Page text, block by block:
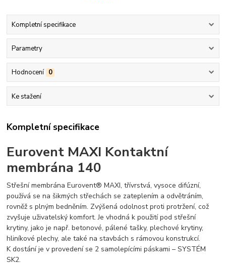
Kompletní specifikace
Parametry
Hodnocení 0
Ke stažení
Kompletní specifikace
Eurovent MAXI Kontaktní
membrána 140
Střešní membrána Eurovent® MAXI, třívrstvá, vysoce difúzní,
používá se na šikmých střechách se zateplením a odvětráním,
rovněž s plným bedněním. Zvýšená odolnost proti protržení, což
zvyšuje uživatelský komfort. Je vhodná k použití pod střešní
krytiny, jako je např. betonové, pálené tašky, plechové krytiny,
hliníkové plechy, ale také na stavbách s rámovou konstrukcí.
K dostání je v provedení se 2 samolepícími páskami – SYSTÉM
SK2.